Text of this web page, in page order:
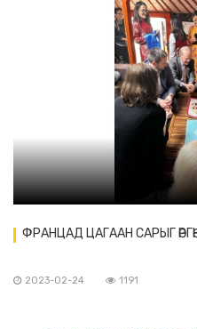
ФРАНЦАД ЦАГААН САРЫГ
2023-02-24 1191